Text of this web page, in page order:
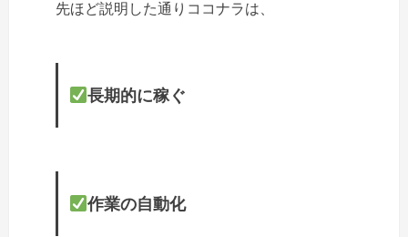
先ほど説明した通りココナラは、
長期的に稼ぐ
作業の自動化